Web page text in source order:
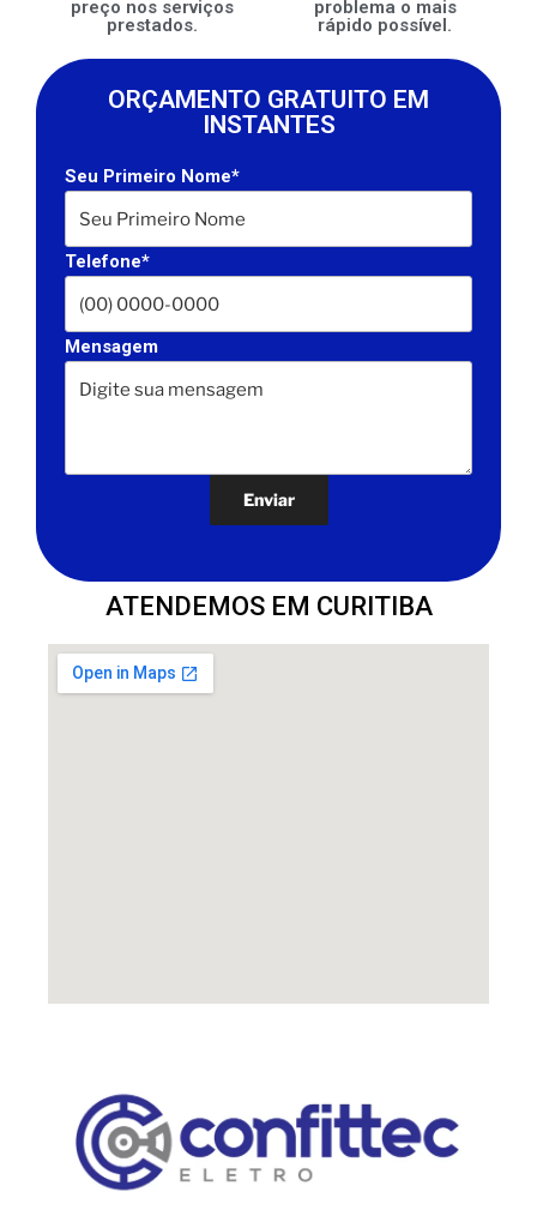
preço nos serviços
prestados.
problema o mais
rápido possível.
ORÇAMENTO GRATUITO EM
INSTANTES
Seu Primeiro Nome*
Telefone*
Mensagem
ATENDEMOS EM CURITIBA